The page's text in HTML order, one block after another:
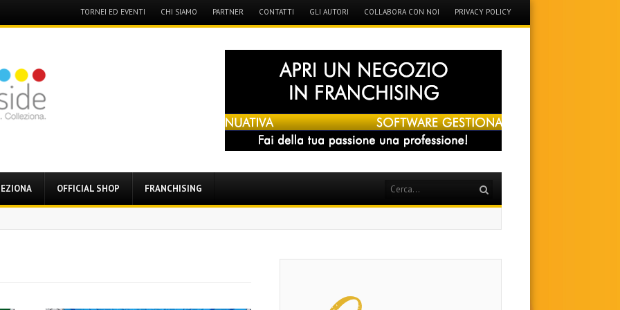
Menu
Skip
to
TORNEI ED EVENTI CHI SIAMO PARTNER CONTATTI GLI AUTORI COLLABORA CON NOI PRIVACY POLICY
OFFICIAL SHOP FRANCHISING Search